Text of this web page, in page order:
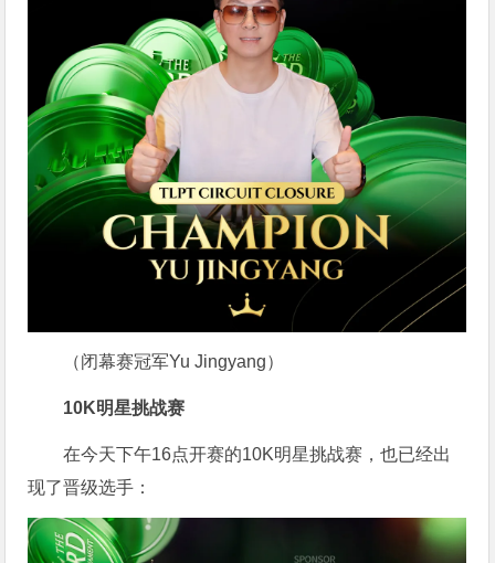
（闭幕赛冠军Yu Jingyang）
10K明星挑战赛
在今天下午16点开赛的10K明星挑战赛，也已经出
现了晋级选手：